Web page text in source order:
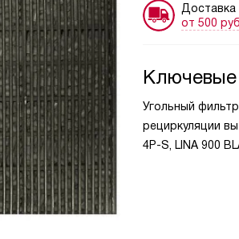
Доставка
от 500 руб.
Угольный
рециркуляции
4P-S, LINA 900